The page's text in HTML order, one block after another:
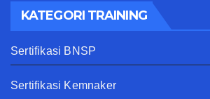
KATEGORI TRAINING
Sertifikasi BNSP
Sertifikasi Kemnaker